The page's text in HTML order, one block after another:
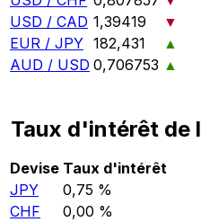
USD / CAD 1,39419
▼
EUR / JPY 182,431
▲
AUD / USD 0,706753 ▲
Taux d'intérêt de
Devise Taux d'intérêt
JPY
0,75 %
CHF
0,00 %